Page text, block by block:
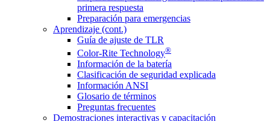
primera respuesta
Preparación para emergencias
Aprendizaje (cont.)
Guía de ajuste de TLR
Color-Rite Technology®
Información de la batería
Clasificación de seguridad explicada
Información ANSI
Glosario de términos
Preguntas frecuentes
Demostraciones interactivas y capacitación